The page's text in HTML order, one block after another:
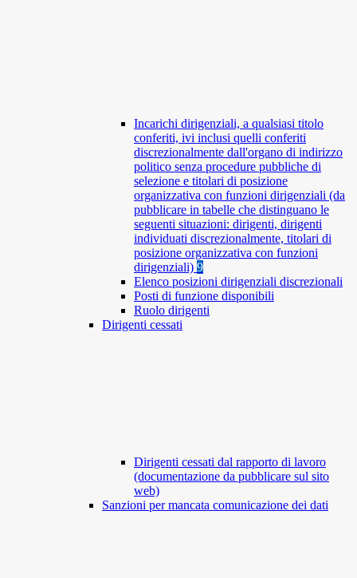
Incarichi dirigenziali, a qualsiasi titolo
conferiti, ivi inclusi quelli conferiti
discrezionalmente dall'organo di indirizzo
politico senza procedure pubbliche di
selezione e titolari di posizione
organizzativa con funzioni dirigenziali (da
pubblicare in tabelle che distinguano le
seguenti situazioni: dirigenti, dirigenti
individuati discrezionalmente, titolari di
posizione organizzativa con funzioni
dirigenziali) 9
Elenco posizioni dirigenziali discrezionali
Posti di funzione disponibili
Ruolo dirigenti
Dirigenti cessati
Dirigenti cessati dal rapporto di lavoro
(documentazione da pubblicare sul sito
web)
Sanzioni per mancata comunicazione dei dati